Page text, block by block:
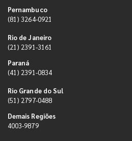
Pernambuco
(81) 3264-0921
Rio de Janeiro
(21) 2391-3161
Paraná
(41) 2391-0834
Rio Grande do Sul
(51) 2797-0488
Demais Regiões
4003-9879